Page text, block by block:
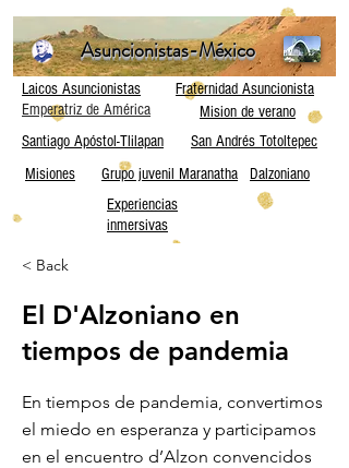
Asuncionistas-México
Laicos Asuncionistas
Fraternidad Asuncionista
Emperatriz de América
Mision de verano
Santiago Apóstol-Tlilapan
San Andrés Totoltepec
Misiones
Grupo juvenil Maranatha
Dalzoniano
Experiencias
inmersivas
< Back
El D'Alzoniano en
tiempos de pandemia
En tiempos de pandemia, convertimos
el miedo en esperanza y participamos
en el encuentro d’Alzon convencidos